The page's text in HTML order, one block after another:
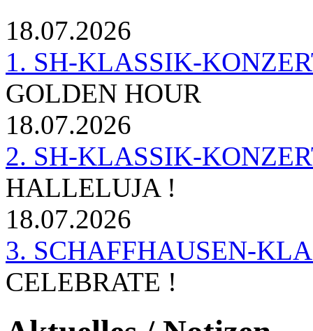
18.07.2026
1. SH-KLASSIK-
GOLDEN HOUR
18.07.2026
2. SH-KLASSIK-
HALLELUJA !
18.07.2026
3. SCHAFFHAUSEN-
CELEBRATE !